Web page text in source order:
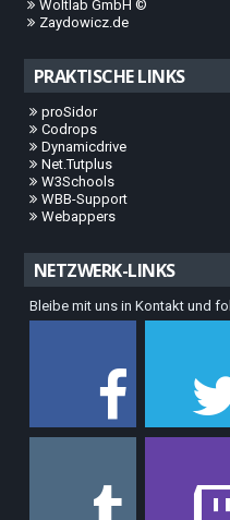
Woltlab GmbH ©
Zaydowicz.de
PRAKTISCHE LINKS
proSidor
Codrops
Dynamicdrive
Net.Tutplus
W3Schools
WBB-Support
Webappers
NETZWERK-LINKS
Bleibe mit uns in Kontakt und